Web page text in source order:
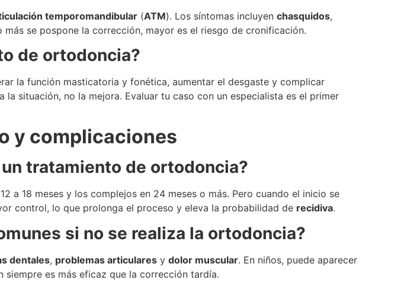
temporomandibular (ATM). Los síntomas incluyen chasquidos,
más se pospone la corrección, mayor es el riesgo de cronificación.
de ortodoncia?
la función masticatoria y fonética, aumentar el desgaste y complicar
situación, no la mejora. Evaluar tu caso con un especialista es el primer
y complicaciones
tratamiento de ortodoncia?
a 18 meses y los complejos en 24 meses o más. Pero cuando el inicio se
control, lo que prolonga el proceso y eleva la probabilidad de recidiva.
si no se realiza la ortodoncia?
dentales, problemas articulares y dolor muscular. En niños, puede aparecer
es más eficaz que la corrección tardía.